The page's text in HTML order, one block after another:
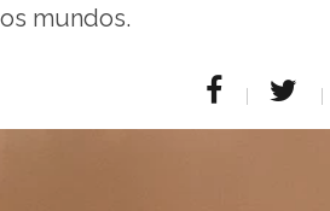
mundos.